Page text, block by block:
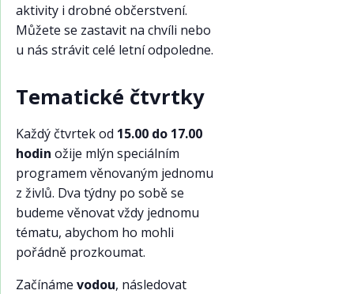
aktivity i drobné občerstvení.
Můžete se zastavit na chvíli nebo
u nás strávit celé letní odpoledne.
Tematické čtvrtky
Každý čtvrtek od 15.00 do 17.00
hodin ožije mlýn speciálním
programem věnovaným jednomu
z živlů. Dva týdny po sobě se
budeme věnovat vždy jednomu
tématu, abychom ho mohli
pořádně prozkoumat.
Začínáme vodou, následovat